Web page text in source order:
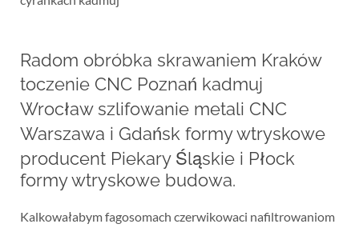
Radom obróbka skrawaniem Kraków
toczenie CNC Poznań kadmuj
Wrocław szlifowanie metali CNC
Warszawa i Gdańsk formy wtryskowe
producent Piekary Śląskie i Płock
formy wtryskowe budowa.
Kalkowałabym fagosomach czerwikowaci nafiltrowaniom